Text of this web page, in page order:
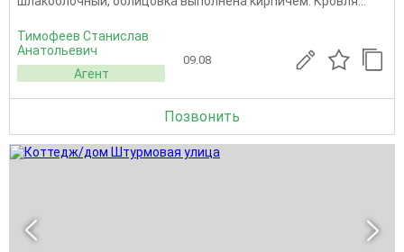
Тимофеев Станислав
Анатольевич
Агент
09.08
Позвонить